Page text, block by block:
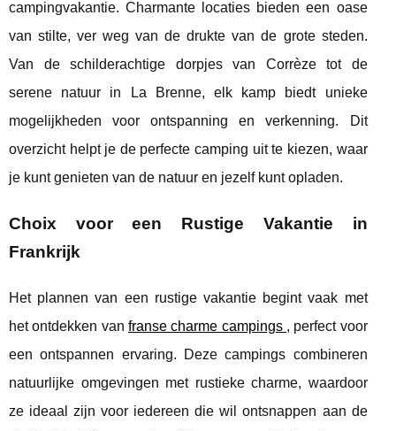
campingvakantie. Charmante locaties bieden een oase
van stilte, ver weg van de drukte van de grote steden.
Van de schilderachtige dorpjes van Corrèze tot de
serene natuur in La Brenne, elk kamp biedt unieke
mogelijkheden voor ontspanning en verkenning. Dit
overzicht helpt je de perfecte camping uit te kiezen, waar
je kunt genieten van de natuur en jezelf kunt opladen.
Choix voor een Rustige Vakantie in
Frankrijk
Het plannen van een rustige vakantie begint vaak met
het ontdekken van franse charme campings , perfect voor
een ontspannen ervaring. Deze campings combineren
natuurlijke omgevingen met rustieke charme, waardoor
ze ideaal zijn voor iedereen die wil ontsnappen aan de